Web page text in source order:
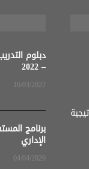
دبلوم
– 2022
16/03/2022
برنامج
الإداري
04/04/2020